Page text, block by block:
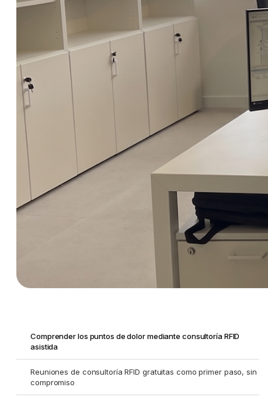
Comprender los puntos de dolor mediante consultoría RFID
asistida
Reuniones de consultoría RFID gratuitas como primer paso, sin
compromiso